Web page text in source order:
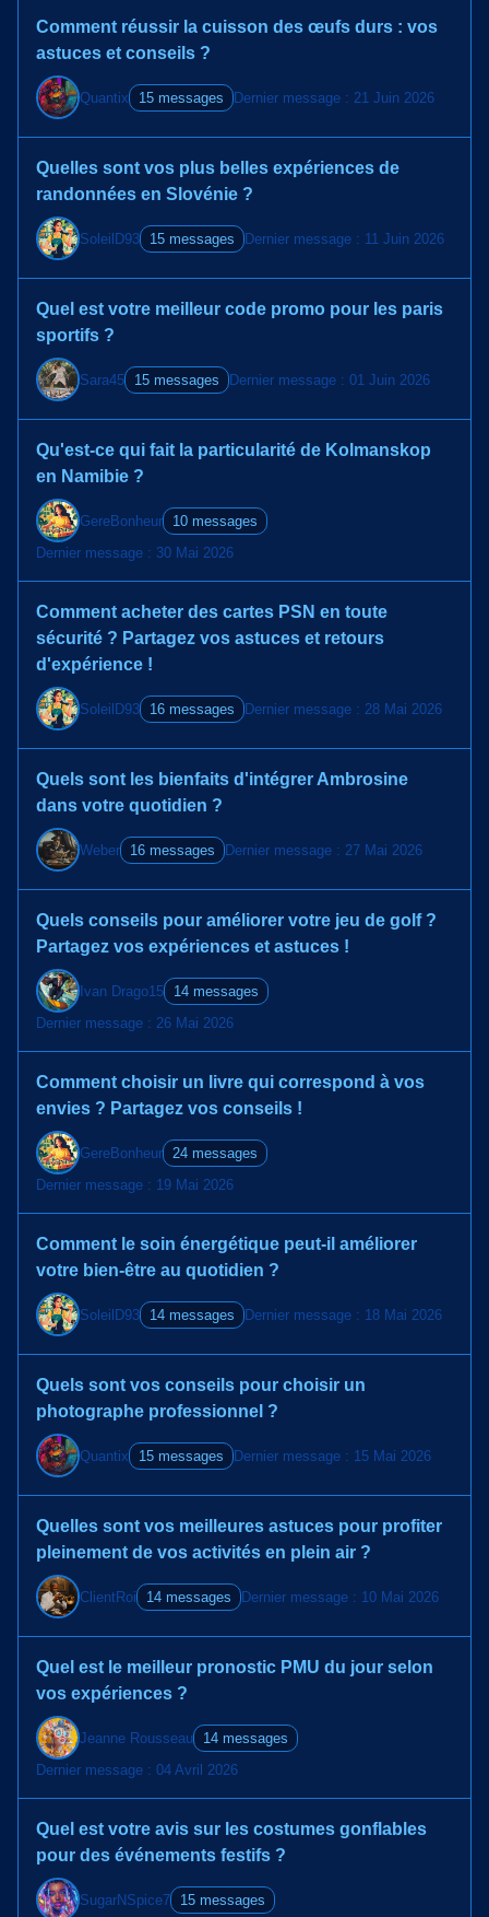
Comment réussir la cuisson des œufs durs : vos
astuces et conseils ?
Quantix 15 messages Dernier message : 21 Juin 2026
Quelles sont vos plus belles expériences de
randonnées en Slovénie ?
SoleilD93 15 messages Dernier message : 11 Juin 2026
Quel est votre meilleur code promo pour les paris
sportifs ?
Sara45 15 messages Dernier message : 01 Juin 2026
Qu'est-ce qui fait la particularité de Kolmanskop
en Namibie ?
GereBonheur
10 messages
Dernier message : 30 Mai 2026
Comment acheter des cartes PSN en toute
sécurité ? Partagez vos astuces et retours
d'expérience !
SoleilD93 16 messages Dernier message : 28 Mai 2026
Quels sont les bienfaits d'intégrer Ambrosine
dans votre quotidien ?
Weber 16 messages Dernier message : 27 Mai 2026
Quels conseils pour améliorer votre jeu de golf ?
Partagez vos expériences et astuces !
Ivan Drago15
14 messages
Dernier message : 26 Mai 2026
Comment choisir un livre qui correspond à vos
envies ? Partagez vos conseils !
GereBonheur
24 messages
Dernier message : 19 Mai 2026
Comment le soin énergétique peut-il améliorer
votre bien-être au quotidien ?
SoleilD93 14 messages Dernier message : 18 Mai 2026
Quels sont vos conseils pour choisir un
photographe professionnel ?
Quantix 15 messages Dernier message : 15 Mai 2026
Quelles sont vos meilleures astuces pour profiter
pleinement de vos activités en plein air ?
ClientRoi 14 messages Dernier message : 10 Mai 2026
Quel est le meilleur pronostic PMU du jour selon
vos expériences ?
Jeanne Rousseau
14 messages
Dernier message : 04 Avril 2026
Quel est votre avis sur les costumes gonflables
pour des événements festifs ?
SugarNSpice7 15 messages